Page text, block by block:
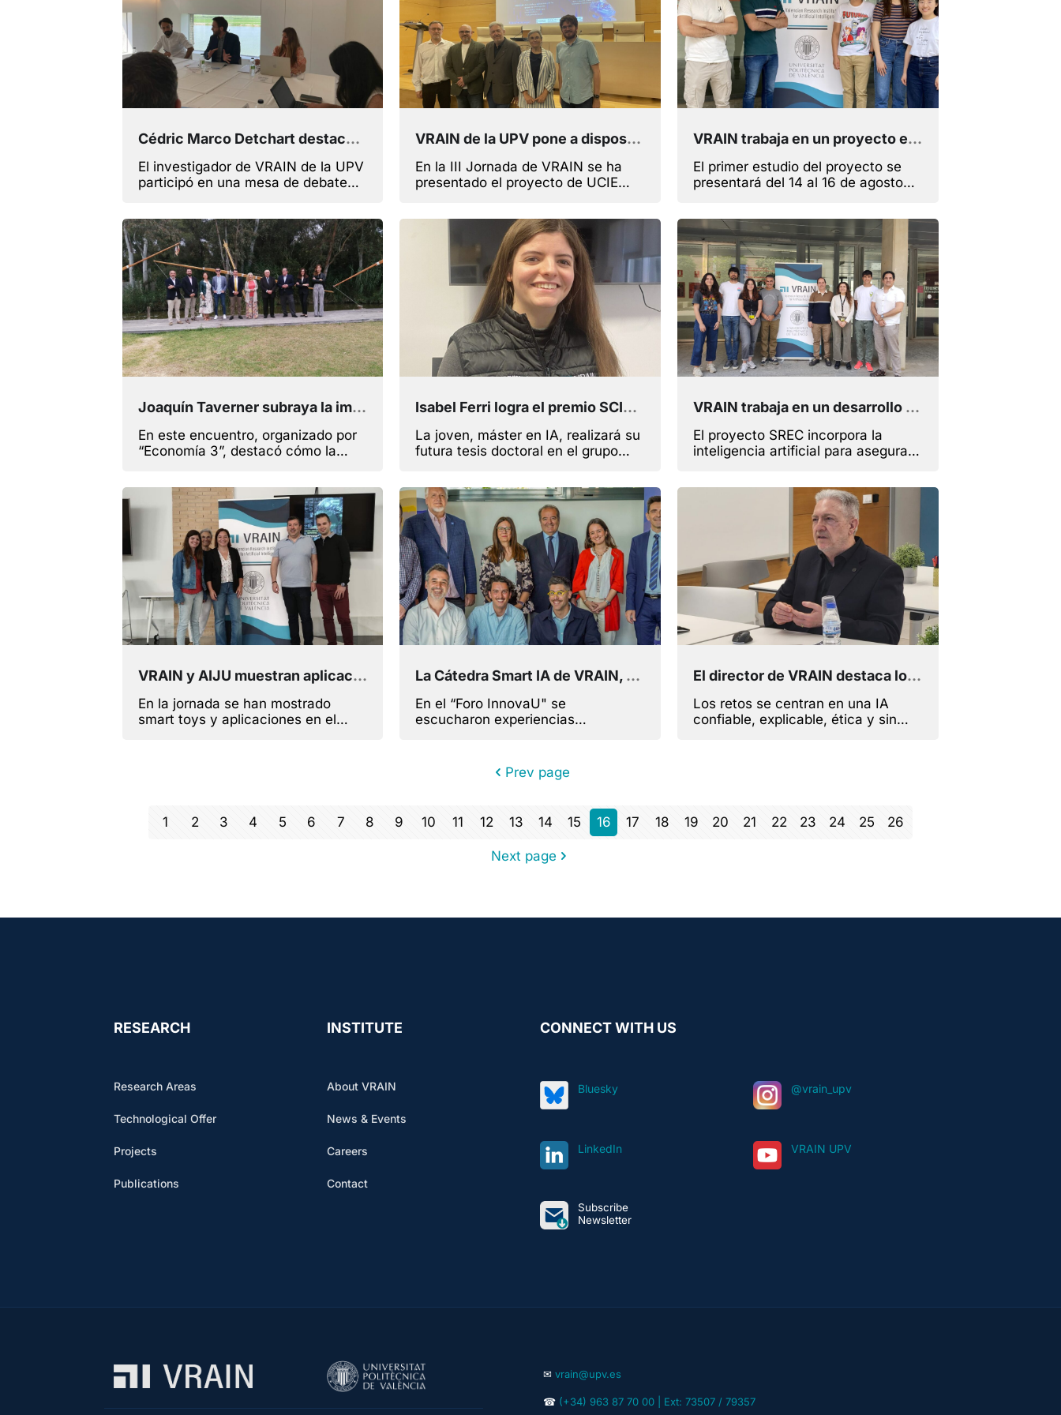
Cédric Marco Detchart destaca la importancia de trasladar la investigación al sector productivo
El investigador de VRAIN de la UPV
participó en una mesa de debate
VRAIN de la UPV pone a disposición de sociedad y empresas la IA afectiva
En la III Jornada de VRAIN se ha
presentado el proyecto de UCIE
Innovación (IVACE+i)
VRAIN trabaja en un proyecto estratégico de ciberseguridad que analiza las vulnerabilidades de sistemas con IA
El primer estudio del proyecto se
presentará del 14 al 16 de agosto
conferencias internacionales más
importantes en esta materia
Joaquín Taverner subraya la importancia de la IA y la gestión de datos en las empresas familiares en una mesa-debate
En este encuentro, organizado por
“Economía 3”, destacó cómo la
un mayor aporte de beneficios para
las empresas
Isabel Ferri logra el premio SCIE-ZONTA-SNGULAR que visibiliza el trabajo de mujeres en la informática
La joven, máster en IA, realizará su
futura tesis doctoral en el grupo
calidad de vida de personas
dependientes
VRAIN trabaja en un desarrollo automático de software con IA que mejorará la calidad y reducirá tiempos y costes para las empresas
El proyecto SREC incorpora la
inteligencia artificial para asegurar
y tecnología sin código
VRAIN y AIJU muestran aplicaciones de la IA en el sector del juguete, educación, entretenimiento y salud
En la jornada se han mostrado
smart toys y aplicaciones en el
La Cátedra Smart IA de VRAIN, fundación Pfizer y Wayra promueven el emprendimiento en salud en la UPV
En el “Foro InnovaU" se
escucharon experiencias
El director de VRAIN destaca los retos que tendrá la IA durante los próximos años en una jornada con IBV
Los retos se centran en una IA
confiable, explicable, ética y sin
Prev page
1 2 3 4 5 6 7 8 9 10 11 12 13 14 15 16 17 18 19 20 21 22 23 24 25 26
Next page
RESEARCH
Research Areas
Technological Offer
Projects
Publications
INSTITUTE
About VRAIN
News & Events
Careers
Contact
CONNECT WITH US
Bluesky @vrain_upv
LinkedIn VRAIN UPV
Subscribe
Newsletter
✉ vrain@upv.es
☎ (+34) 963 87 70 00 | Ext: 73507 / 79357